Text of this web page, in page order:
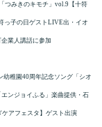
つみきのキモチ」vol.9【十符
っ子の日ゲストLIVE出・イオ
業人講話に参加
幼稚園40周年記念ソング「シオ
ンジョイふる」楽曲提供・石
アフェスタ】ゲスト出演